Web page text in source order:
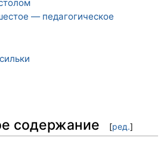
— педагогическое
содержание [ред.]